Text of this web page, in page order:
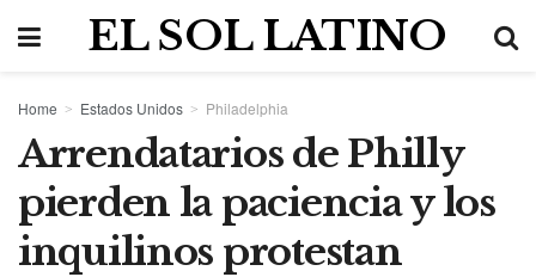
EL SOL LATINO
Home Estados Unidos Philadelphia
Arrendatarios de Philly
pierden la paciencia y los
inquilinos protestan